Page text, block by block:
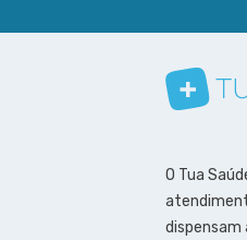
Conheça
Siga a
Siga a
Siga
O Tua
dispensam